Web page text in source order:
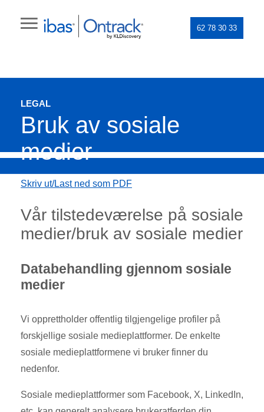
62 78 30 33
LEGAL
Bruk av sosiale
medier
Skriv ut/Last ned som PDF
Vår tilstedeværelse på sosiale
medier/bruk av sosiale medier
Databehandling gjennom sosiale
medier
Vi opprettholder offentlig tilgjengelige profiler på
forskjellige sosiale medieplattformer. De enkelte
sosiale medieplattformene vi bruker finner du
nedenfor.
Sosiale medieplattformer som Facebook, X, LinkedIn,